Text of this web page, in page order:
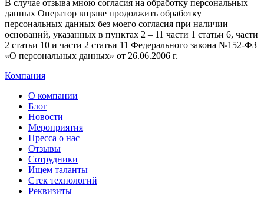
В случае отзыва мною согласия на обработку персональных
данных Оператор вправе продолжить обработку
персональных данных без моего согласия при наличии
оснований, указанных в пунктах 2 – 11 части 1 статьи 6, части
2 статьи 10 и части 2 статьи 11 Федерального закона №152-ФЗ
«О персональных данных» от 26.06.2006 г.
Компания
О компании
Блог
Новости
Мероприятия
Пресса о нас
Отзывы
Сотрудники
Ищем таланты
Стек технологий
Реквизиты